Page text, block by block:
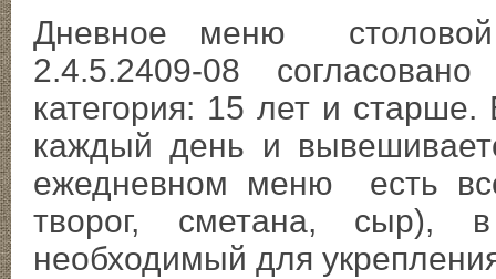
Дневное меню столовой
2.4.5.2409-08
категория: 15 лет и
каждый день и
ежедневном меню есть
творог, сметана, сыр),
необходимый для